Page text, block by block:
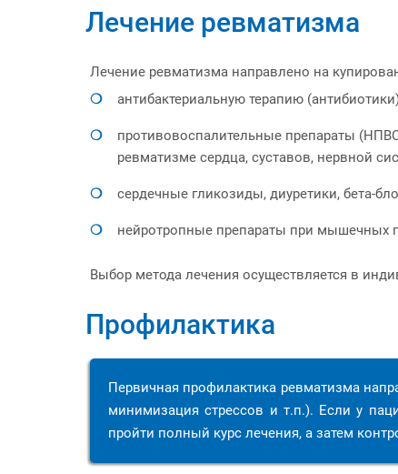
Лечение ревматизма
Лечение ревматизма направлено на
антибактериальную терапию
противовоспалительные препараты
ревматизме сердца, суставов, нервной
сердечные гликозиды, диуретики, бета-
нейротропные препараты при мышечных
Выбор метода лечения осуществляется в
Профилактика
Первичная профилактика ревматизма
минимизация стрессов и т.п.). Если у
пройти полный курс лечения, а затем